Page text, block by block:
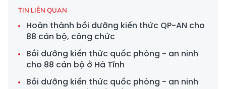
TIN LIÊN QUAN
Hoàn thành bồi dưỡng kiến thức QP-AN cho
88 cán bộ, công chức
Bồi dưỡng kiến thức quốc phòng - an ninh
cho 88 cán bộ ở Hà Tĩnh
Bồi dưỡng kiến thức quốc phòng - an ninh